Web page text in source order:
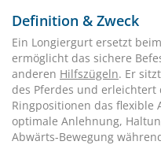
Definition & Zweck
Ein Longiergurt ersetzt
ermöglicht das sichere
anderen Hilfszügeln. Er
des Pferdes und
Ringpositionen das flexible
optimale Anlehnung,
Abwärts-Bewegung